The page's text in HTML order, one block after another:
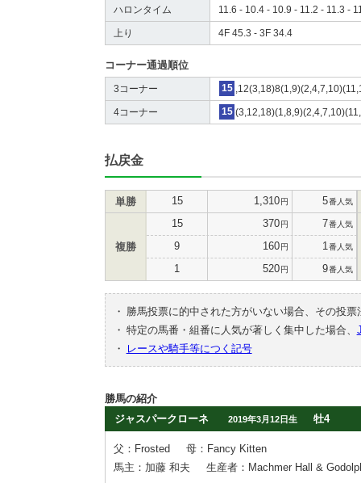
ハロンタイム 11.6 - 10.4 - 10.9 - 11.2 - 11.3 -
上り 4F 45.3 - 3F 34.4
コーナー通過順位
3コーナー 15
4コーナー 15
払戻金
単勝 15 1,310円 5番人気
複勝
15 370円 7番人気
9 160円 1 番人気
1 520円 9番人気
・
勝馬投票に的中された方がいない場合、その投
・ 特定の馬番・組番に人気が著しく集中した場合、
・
レースや騎手等につく記号
勝馬の紹介
ジャスパークローネ
2019年3月12日生 牡4
父：Frosted
母：Fancy Kitten
馬主：加藤 和夫
生産者：Machmer Hall &